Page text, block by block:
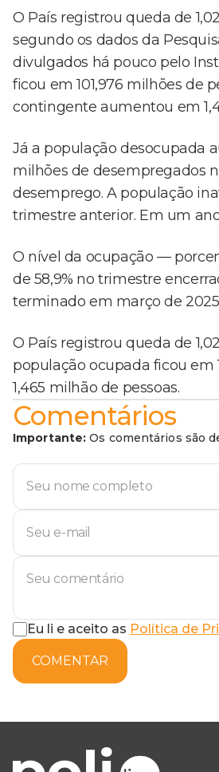
O País registrou queda de
segundo os dados da
divulgados há pouco pelo
ficou em 101,976 milhões de
contingente aumentou em
Já a população desocupada
milhões de desempregados
desemprego. A população
trimestre anterior. Em um
O nível da ocupação —
de 58,9% no trimestre
terminado em março de
O País registrou queda de
população ocupada ficou em
1,465 milhão de pessoas.
Comentários
Importante: Os comentários são
Eu li e aceito as Política de
COMENTAR